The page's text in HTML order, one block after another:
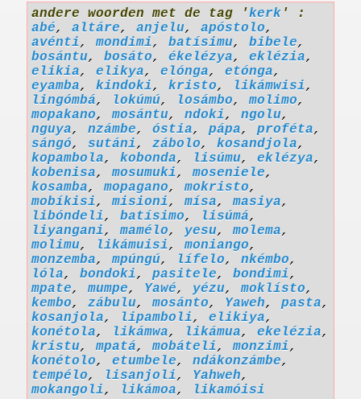
andere woorden met de tag 'kerk ' :
abé, altáre, anjelu, apóstolo,
avénti,mondimi, batísimu, bibele,
bosántu, bosáto, ékelézya, eklézia,
elikia, elikya, elónga, etónga,
eyamba, kindoki, kristo, likámwisi,
lingómbá, lokúmú, losámbo,molimo,
mopakano,mosántu, ndoki, ngolu,
nguya, nzámbe, óstia, pápa, proféta,
sángó, sutáni, zábolo, kosandjola,
kopambola, kobonda, lisúmu, eklézya,
kobenisa,mosumuki,moseniele,
kosamba,mopagano,mokristo,
mobíkisi,misioni,mísa,masiya,
libóndeli, batísimo, lisúmá,
liyangani,mamélo, yesu,molema,
molimu, likámuisi,moniango,
monzemba,mpúngú, lífelo, nkémbo,
lóla, bondoki, pasitele, bondimi,
mpate,mumpe, Yawé, yézu,moklísto,
kembo, zábulu,mosánto, Yaweh, pasta,
kosanjola, lipamboli, elikiya,
konétola, likámwa, likámua, ekelézia,
kristu,mpatá,mobáteli,monzimi,
konétolo, etumbele, ndákonzámbe,
tempélo, lisanjoli, Yahweh,
mokangoli, likámoa, likamóisi